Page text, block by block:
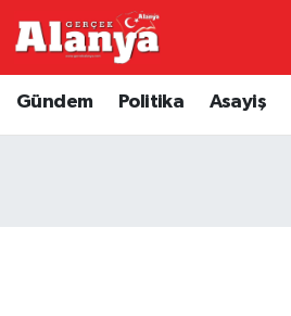
Gündem Politika Asayiş
Genel
Trafik Durumu